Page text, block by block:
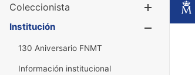
Coleccionista
Institución
130 Aniversario FNMT
Información institucional